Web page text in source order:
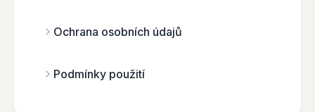
Ochrana osobních údajů
Podmínky použití